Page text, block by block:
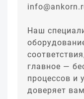
Наш
главное —
процессов и
доверяет